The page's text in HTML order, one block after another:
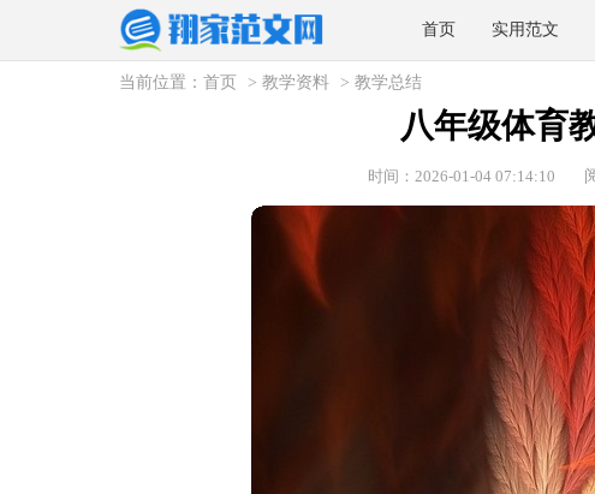
首页 实用范文
当前位置： 首页 > 教学资料 > 教学总结
八年级体育
时间：2026-01-04 07:14:10